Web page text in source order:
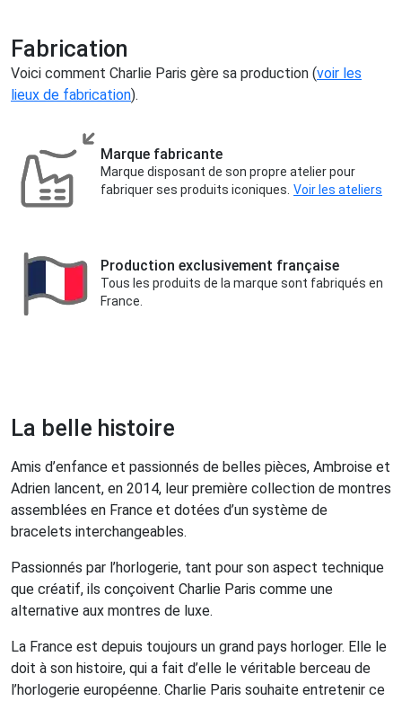
Fabrication
Voici comment Charlie Paris gère sa production (voir les
lieux de fabrication).
Marque fabricante
Marque disposant de son propre atelier pour
fabriquer ses produits iconiques. Voir les ateliers
Production exclusivement française
Tous les produits de la marque sont fabriqués en
France.
La belle histoire
Amis d’enfance et passionnés de belles pièces, Ambroise et
Adrien lancent, en 2014, leur première collection de montres
assemblées en France et dotées d’un système de
bracelets interchangeables.
Passionnés par l’horlogerie, tant pour son aspect technique
que créatif, ils conçoivent Charlie Paris comme une
alternative aux montres de luxe.
La France est depuis toujours un grand pays horloger. Elle le
doit à son histoire, qui a fait d’elle le véritable berceau de
l’horlogerie européenne. Charlie Paris souhaite entretenir ce